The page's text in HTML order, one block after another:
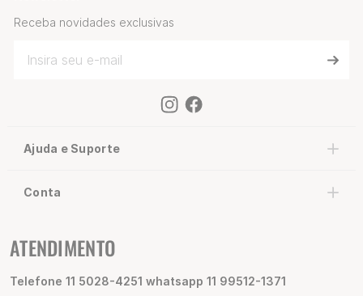
Receba novidades exclusivas
Ajuda e Suporte
Conta
ATENDIMENTO
Telefone 11 5028-4251 whatsapp 11 99512-1371